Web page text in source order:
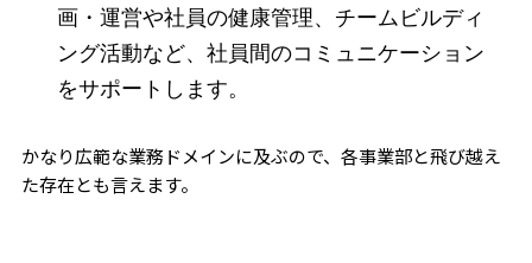
画・運営や社員の健康管理、チームビルディ
ング活動など、社員間のコミュニケーション
をサポートします。
かなり広範な業務ドメインに及ぶので、各事業部と飛び越え
た存在とも言えます。